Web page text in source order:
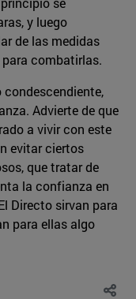
y luego
de las medidas
combatirlas.
Advierte de que
a vivir con este
evitar ciertos
que tratar de
la confianza en
Directo sirvan para
para ellas algo